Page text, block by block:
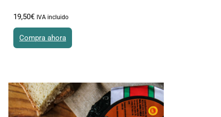
19,50€ IVA incluido
Compra ahora